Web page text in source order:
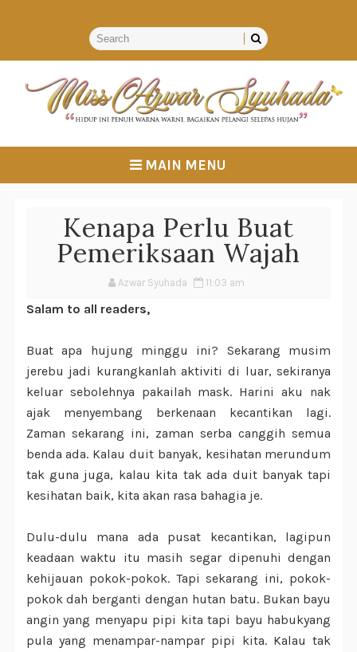
MAIN MENU
Kenapa Perlu Buat
Pemeriksaan Wajah
Azwar Syuhada 11:03 am
Salam to all readers,
Buat apa hujung minggu ini? Sekarang musim
jerebu jadi kurangkanlah aktiviti di luar, sekiranya
keluar sebolehnya pakailah mask. Harini aku nak
ajak menyembang berkenaan kecantikan lagi.
Zaman sekarang ini, zaman serba canggih semua
benda ada. Kalau duit banyak, kesihatan merundum
tak guna juga, kalau kita tak ada duit banyak tapi
kesihatan baik, kita akan rasa bahagia je.
Dulu-dulu mana ada pusat kecantikan, lagipun
keadaan waktu itu masih segar dipenuhi dengan
kehijauan pokok-pokok. Tapi sekarang ini, pokok-
pokok dah berganti dengan hutan batu. Bukan bayu
angin yang menyapu pipi kita tapi bayu habukyang
pula yang menampar-nampar pipi kita. Kalau tak